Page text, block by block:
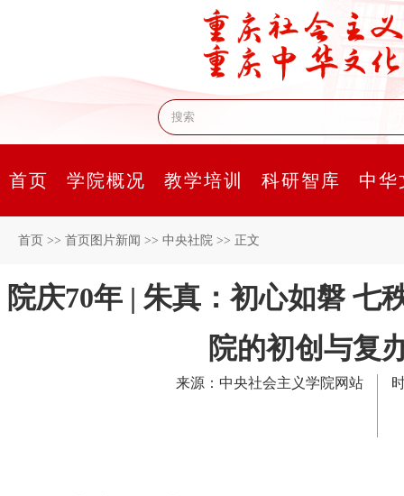
首页 学院概况 教学培训 科研智库 中华
首页 >> 首页图片新闻 >> 中央社院 >> 正文
院庆70年 | 朱真：初心如磐
院的初创与复
来源：中央社会主义学院网站